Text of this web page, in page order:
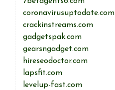
coronavirusuptodate.com
crackinstreams.com
gadgetspak.com
gearsngadget.com
hireseodoctor.com
lapsfit.com
levelup-fast.com